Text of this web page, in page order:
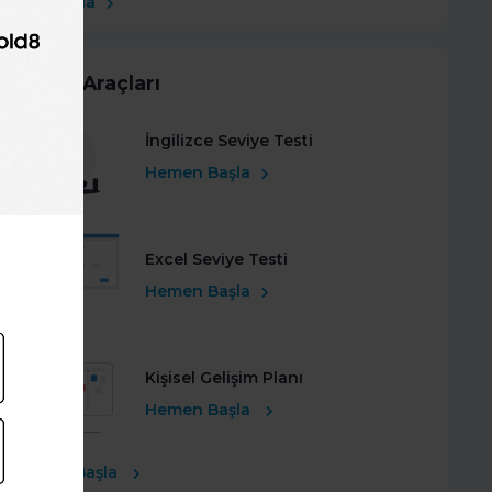
Kariyer Araçları
İngilizce Seviye Testi
Hemen Başla
Excel Seviye Testi
Hemen Başla
Kişisel Gelişim Planı
Hemen Başla
Ücretsiz Başla